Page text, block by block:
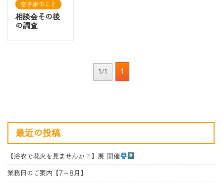
空き家のこと
相談会その後
の調査
1/1 1
最近の投稿
【浴衣で花火を見ませんか？】展 開催
業務日のご案内【7～8月】